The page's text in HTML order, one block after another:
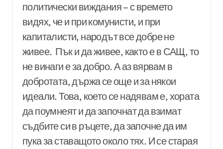
политически виждания – с времето
видях, че и при комунисти, и при
капиталисти, народът все добре не
живее. Пък и да живее, както е в САЩ, то
не винаги е за добро. А аз вярвам в
добротата, държа се още и за някои
идеали. Това, което се надявам е, хората
да поумнеят и да започнат да взимат
съдбите си в ръцете, да започне да им
пука за ставащото около тях. И се старая